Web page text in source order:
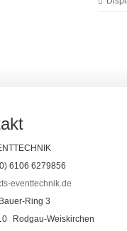
6106 6279856
eventtechnik.de
Ring 3
Rodgau-Weiskirchen